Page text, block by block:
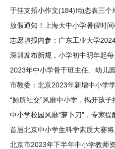
于佳支招小作文(184)I动态表三个
放假通知！上海大中小学暑假时
志愿填报内参：广东工业大学
深圳发布新规，小学初中明年起
2023年中小学骨干班主任、幼儿
荐名
市教委：北京2023年新增中小学
“厕所社交”风靡中小学，揭开孩
多人不敢
中小学校园风靡“萝卜刀”，专家
首届北京中小学生科学素质大赛
衔接
北京市2023年下半年中小学教师